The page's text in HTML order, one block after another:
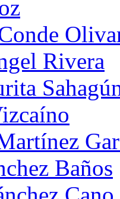
Rivera
Baños